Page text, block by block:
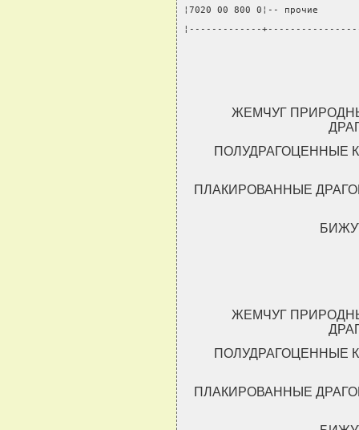
¦7020 00 800 0¦--
¦-------------
ЖЕМЧУГ
ПОЛУДРАГОЦЕННЫЕ
ПЛАКИРОВАННЫЕ
ЖЕМЧУГ
ПОЛУДРАГОЦЕННЫЕ
ПЛАКИРОВАННЫЕ